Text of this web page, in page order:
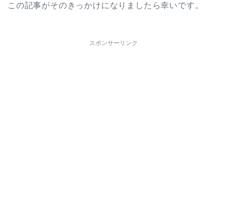
この記事がそのきっかけになりましたら幸いです。
スポンサーリンク